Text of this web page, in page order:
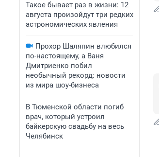
Такое бывает раз в жизни: 12
августа произойдут три редких
астрономических явления
Прохор Шаляпин влюбился
по-настоящему, а Ваня
Дмитриенко побил
необычный рекорд: новости
из мира шоу-бизнеса
В Тюменской области погиб
врач, который устроил
байкерскую свадьбу на весь
Челябинск